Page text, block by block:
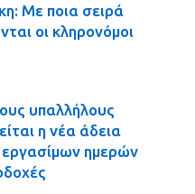
Με ποια σειρά
οι κληρονόμοι
υπαλλήλους
η νέα άδεια
ημερών